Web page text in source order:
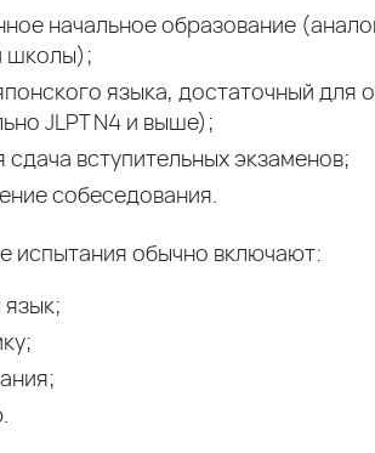
начальное образование
школы);
языка, достаточный для
JLPT N4 и выше);
вступительных экзаменов;
собеседования.
испытания обычно включают: